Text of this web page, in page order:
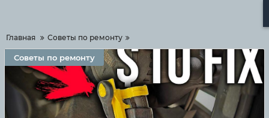
Главная Советы по ремонту
Советы по ремонту